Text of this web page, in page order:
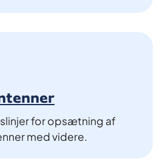
for opsætning af
med videre.